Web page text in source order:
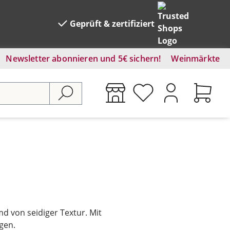
Geprüft & zertifiziert
Newsletter abonnieren und 5€ sichern! Weinmärkte
von seidiger Textur. Mit